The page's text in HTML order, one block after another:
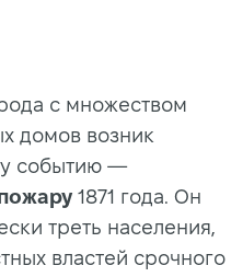
с множеством
домов возник
событию —
1871 года. Он
треть населения,
властей срочного